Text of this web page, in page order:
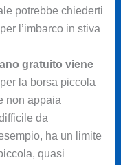
potrebbe chiederti
l’imbarco in stiva
gratuito viene
la borsa piccola
non appaia
da
ha un limite
quasi